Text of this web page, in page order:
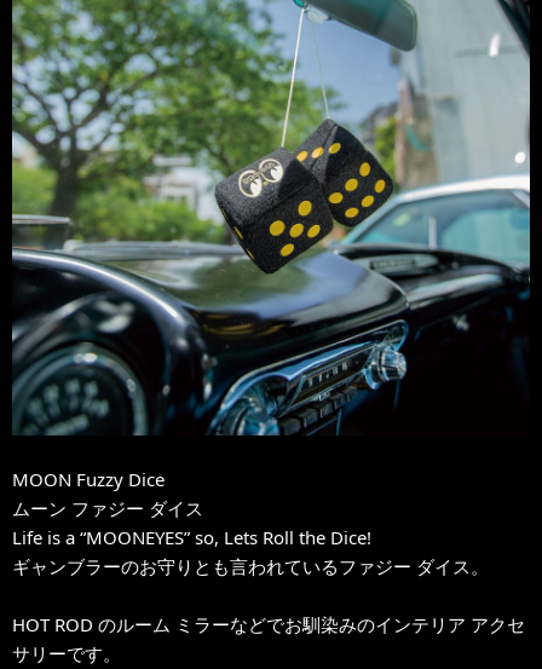
MOON Fuzzy Dice
ムーン ファジー ダイス
Life is a “MOONEYES” so, Lets Roll the Dice!
ギャンブラーのお守りとも言われているファジー ダイス。
HOT ROD のルーム ミラーなどでお馴染みのインテリア アクセ
サリーです。